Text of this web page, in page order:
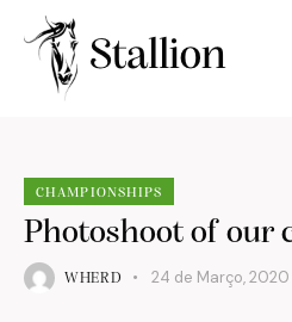
CHAMPIONSHIPS
Photoshoot of our
WHERD 24 de Março, 2020